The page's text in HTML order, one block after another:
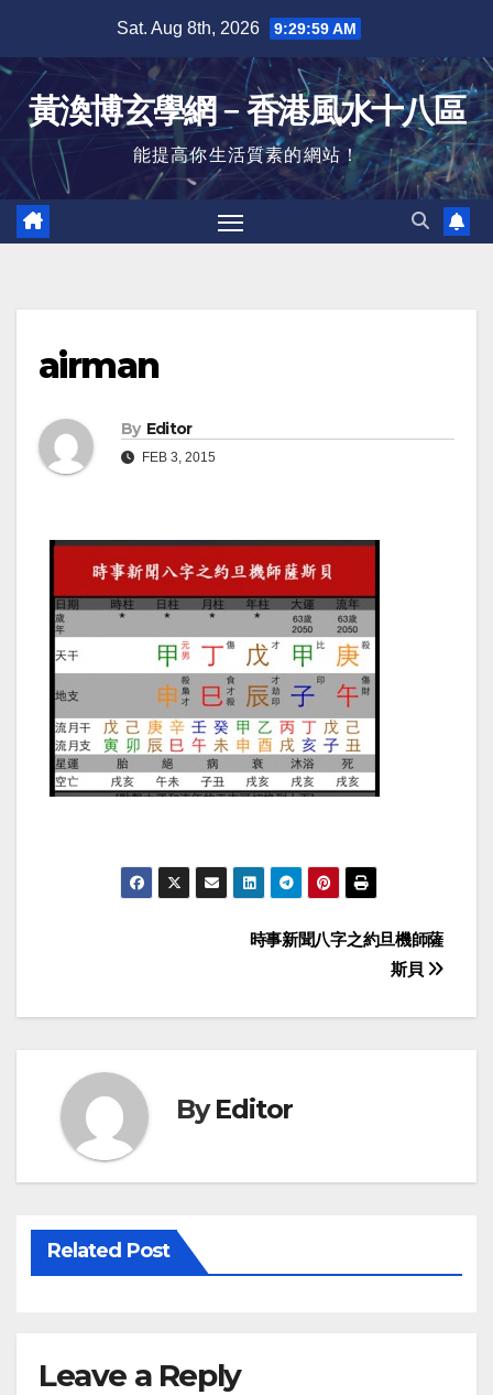
content
Sat. Aug 8th, 2026 9:30:00 AM
黃渙博玄學網﹣香港風水十八區
能提高你生活質素的網站！
airman
By Editor
FEB 3, 2015
時事新聞八字之約旦機師薩
斯貝
ByEditor
Related Post
Leave a Reply